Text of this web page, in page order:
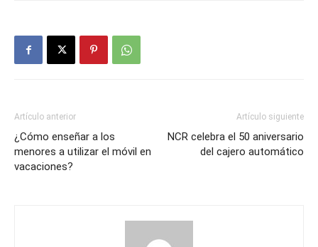
Artículo anterior
¿Cómo enseñar a los
menores a utilizar el móvil en
vacaciones?
Artículo siguiente
NCR celebra el 50 aniversario
del cajero automático